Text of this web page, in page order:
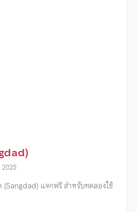
2025
แจกฟรี สำหรับทดลองใช้